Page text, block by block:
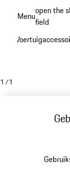
hoofdinhoud
Menuopen the
field
1 /1